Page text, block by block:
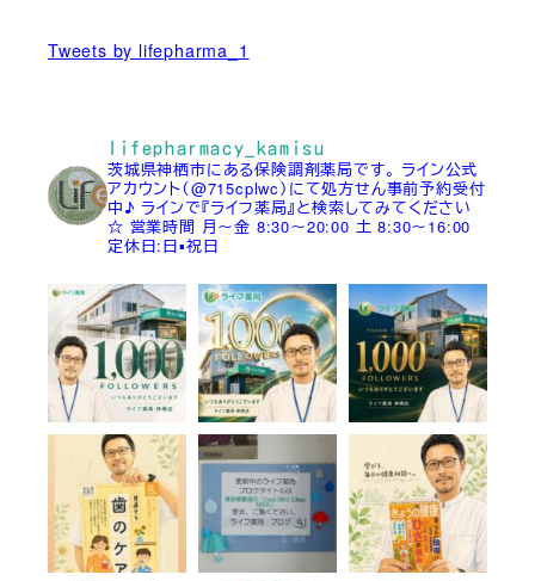
Tweets by lifepharma_1
lifepharmacy_kamisu
茨城県神栖市にある保険調剤薬局です。 ライン公式
アカウント（@715cplwc）にて処方せん事前予約受付
中♪ ラインで『ライフ薬局』と検索してみてください
☆ 営業時間 月～金 8:30～20:00 土 8:30～16:00
定休日:日▪祝日